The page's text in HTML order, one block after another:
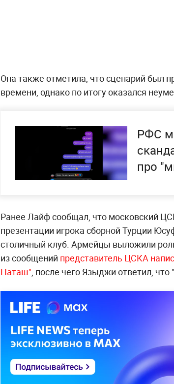
Она также отметила, что сценарий был
времени, однако по итогу оказался
РФС
про
Ранее Лайф сообщал, что московский
презентации игрока сборной Турции
столичный клуб. Армейцы выложили
из сообщений представитель ЦСКА
Наташ", после чего Языджи ответил, что